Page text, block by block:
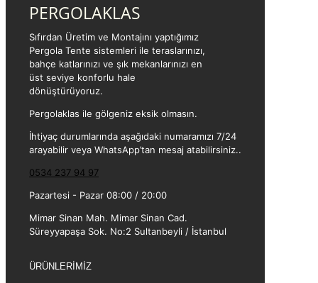
PERGOLAKLAS
Sıfırdan Üretim ve Montajını yaptığımız
Pergola Tente sistemleri ile teraslarınızı,
bahçe katlarınızı ve şık mekanlarınızı en
üst seviye konforlu hale
dönüştürüyoruz.
Pergolaklas ile gölgeniz eksik olmasın.
İhtiyaç durumlarında aşağıdaki numaramızı 7/24
arayabilir veya WhatsApp’tan mesaj atabilirsiniz..
0534 237 94 97
Pazartesi - Pazar 08:00 / 20:00
Mimar Sinan Mah. Mimar Sinan Cad.
Süreyyapaşa Sok. No:2 Sultanbeyli / İstanbul
ÜRÜNLERİMİZ